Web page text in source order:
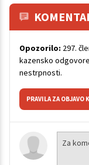
Opozorilo: 297.
kazensko
nestrpnosti.
PRAVILA ZA OBJAVO